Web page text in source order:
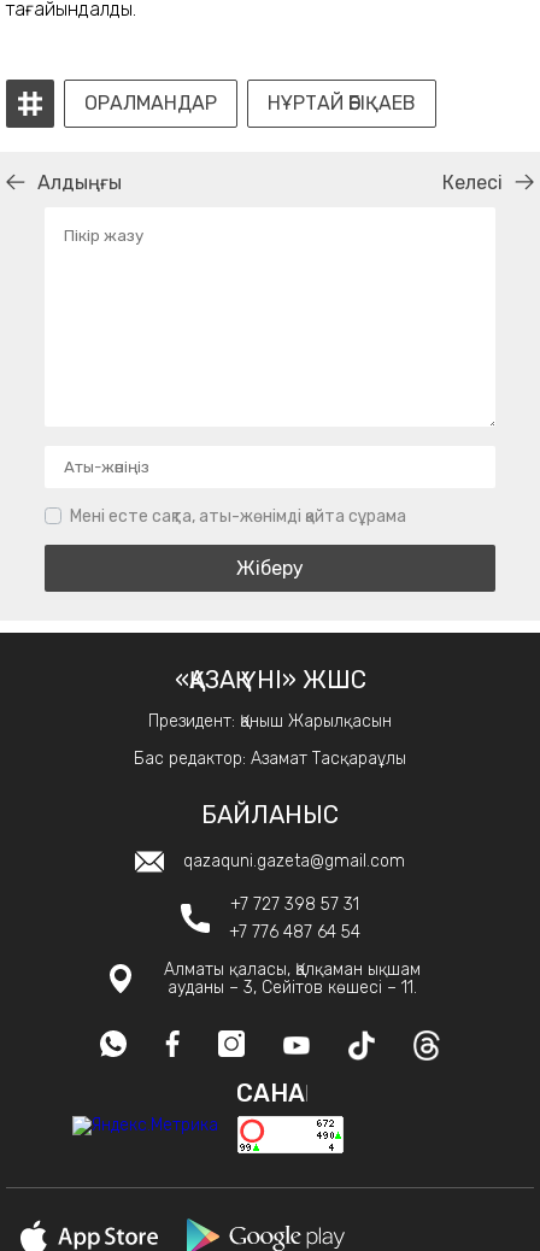
тағайындалды.
ОРАЛМАНДАР НҰРТАЙ ӘБІҚАЕВ
Алдыңғы Келесі
Мені есте сақта, аты-жөнімді қайта сұрама
«ҚАЗАҚ ҮНІ» ЖШС
Президент: Қаныш Жарылқасын
Бас редактор: Азамат Тасқараұлы
БАЙЛАНЫС
qazaquni.gazeta@gmail.com
+7 727 398 57 31
+7 776 487 64 54
Алматы қаласы, Қалқаман ықшам
ауданы – 3, Сейітов көшесі – 11.
САНАҚ